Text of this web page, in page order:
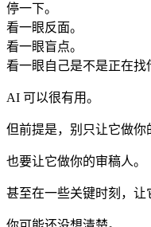
停一下。
看一眼反面。
看一眼盲点。
看一眼自己是不是正在找
AI 可以很有用。
但前提是，别只让它做你
也要让它做你的审稿人。
甚至在一些关键时刻，让